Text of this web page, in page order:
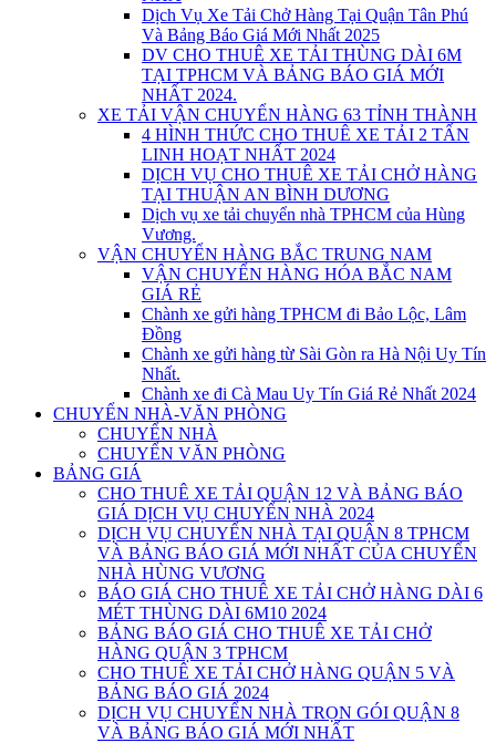
Dịch Vụ Xe Tải Chở Hàng Tại Quận Tân Phú
Và Bảng Báo Giá Mới Nhất 2025
DV CHO THUÊ XE TẢI THÙNG DÀI 6M
TẠI TPHCM VÀ BẢNG BÁO GIÁ MỚI
NHẤT 2024.
XE TẢI VẬN CHUYỂN HÀNG 63 TỈNH THÀNH
4 HÌNH THỨC CHO THUÊ XE TẢI 2 TẤN
LINH HOẠT NHẤT 2024
DỊCH VỤ CHO THUÊ XE TẢI CHỞ HÀNG
TẠI THUẬN AN BÌNH DƯƠNG
Dịch vụ xe tải chuyển nhà TPHCM của Hùng
Vương.
VẬN CHUYỂN HÀNG BẮC TRUNG NAM
VẬN CHUYỂN HÀNG HÓA BẮC NAM
GIÁ RẺ
Chành xe gửi hàng TPHCM đi Bảo Lộc, Lâm
Đồng
Chành xe gửi hàng từ Sài Gòn ra Hà Nội Uy Tín
Nhất.
Chành xe đi Cà Mau Uy Tín Giá Rẻ Nhất 2024
CHUYỂN NHÀ-VĂN PHÒNG
CHUYỂN NHÀ
CHUYỂN VĂN PHÒNG
BẢNG GIÁ
CHO THUÊ XE TẢI QUẬN 12 VÀ BẢNG BÁO
GIÁ DỊCH VỤ CHUYỂN NHÀ 2024
DỊCH VỤ CHUYỂN NHÀ TẠI QUẬN 8 TPHCM
VÀ BẢNG BÁO GIÁ MỚI NHẤT CỦA CHUYỂN
NHÀ HÙNG VƯƠNG
BÁO GIÁ CHO THUÊ XE TẢI CHỞ HÀNG DÀI 6
MÉT THÙNG DÀI 6M10 2024
BẢNG BÁO GIÁ CHO THUÊ XE TẢI CHỞ
HÀNG QUẬN 3 TPHCM
CHO THUÊ XE TẢI CHỞ HÀNG QUẬN 5 VÀ
BẢNG BÁO GIÁ 2024
DỊCH VỤ CHUYỂN NHÀ TRỌN GÓI QUẬN 8
VÀ BẢNG BÁO GIÁ MỚI NHẤT